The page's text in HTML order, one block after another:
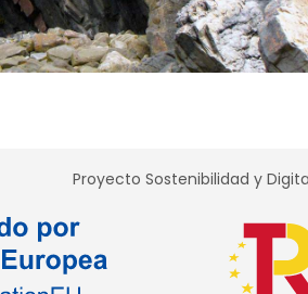
Proyecto Sostenibilidad y